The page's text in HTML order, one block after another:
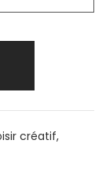
créatif,